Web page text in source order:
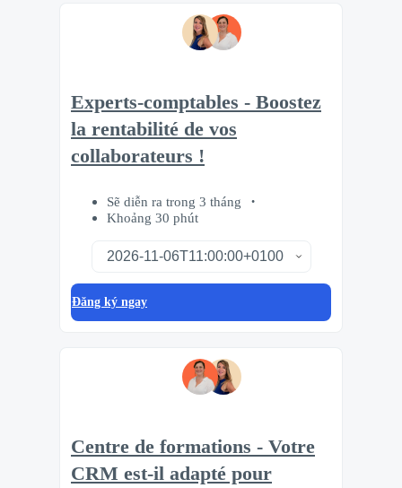
Experts-comptables - Boostez
la rentabilité de vos
collaborateurs !
Sẽ diễn ra trong 3 tháng
Khoảng 30 phút
Đăng ký ngay
Centre de formations - Votre
CRM est-il adapté pour